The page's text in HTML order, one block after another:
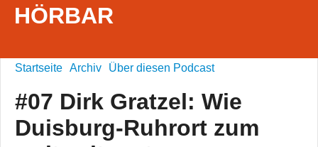
HÖRBAR
Startseite Archiv Über diesen Podcast
#07 Dirk Gratzel: Wie
Duisburg-Ruhrort zum